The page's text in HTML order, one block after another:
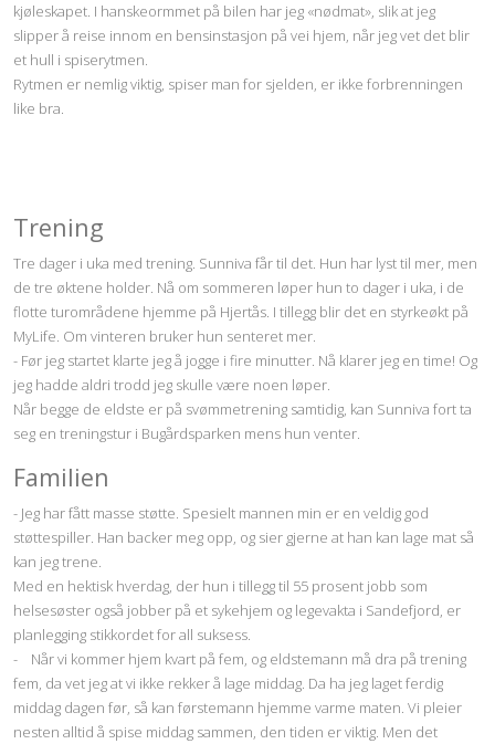
kjøleskapet. I hanskeormmet på bilen har jeg «nødmat», slik at jeg
slipper å reise innom en bensinstasjon på vei hjem, når jeg vet det blir
et hull i spiserytmen.
Rytmen er nemlig viktig, spiser man for sjelden, er ikke forbrenningen
like bra.
Trening
Tre dager i uka med trening. Sunniva får til det. Hun har lyst til mer, men
de tre øktene holder. Nå om sommeren løper hun to dager i uka, i de
flotte turområdene hjemme på Hjertås. I tillegg blir det en styrkeøkt på
MyLife. Om vinteren bruker hun senteret mer.
- Før jeg startet klarte jeg å jogge i fire minutter. Nå klarer jeg en time! Og
jeg hadde aldri trodd jeg skulle være noen løper.
Når begge de eldste er på svømmetrening samtidig, kan Sunniva fort ta
seg en treningstur i Bugårdsparken mens hun venter.
Familien
- Jeg har fått masse støtte. Spesielt mannen min er en veldig god
støttespiller. Han backer meg opp, og sier gjerne at han kan lage mat så
kan jeg trene.
Med en hektisk hverdag, der hun i tillegg til 55 prosent jobb som
helsesøster også jobber på et sykehjem og legevakta i Sandefjord, er
planlegging stikkordet for all suksess.
- Når vi kommer hjem kvart på fem, og eldstemann må dra på trening
fem, da vet jeg at vi ikke rekker å lage middag. Da ha jeg laget ferdig
middag dagen før, så kan førstemann hjemme varme maten. Vi pleier
nesten alltid å spise middag sammen, den tiden er viktig. Men det